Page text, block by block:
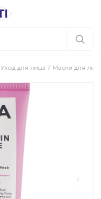
Уход для лица Маски для